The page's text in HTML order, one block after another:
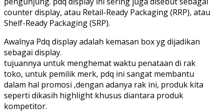
counter display, atau Retail-Ready Packaging (RRP), atau
Shelf-Ready Packaging (SRP).
Awalnya Pdq display adalah kemasan box yg dijadikan
sebagai display.
tujuannya untuk menghemat waktu penataan di rak
toko, untuk pemilik merk, pdq ini sangat membantu
dalam hal promosi ,dengan adanya rak ini, produk kita
seperti dikasih highlight khusus diantara produk
kompetitor.